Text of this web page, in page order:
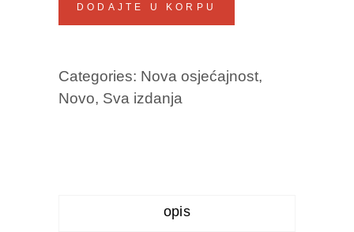
DIJETE
količina
DODAJTE U KORPU
Categories: Nova osjećajnost,
Novo, Sva izdanja
opis